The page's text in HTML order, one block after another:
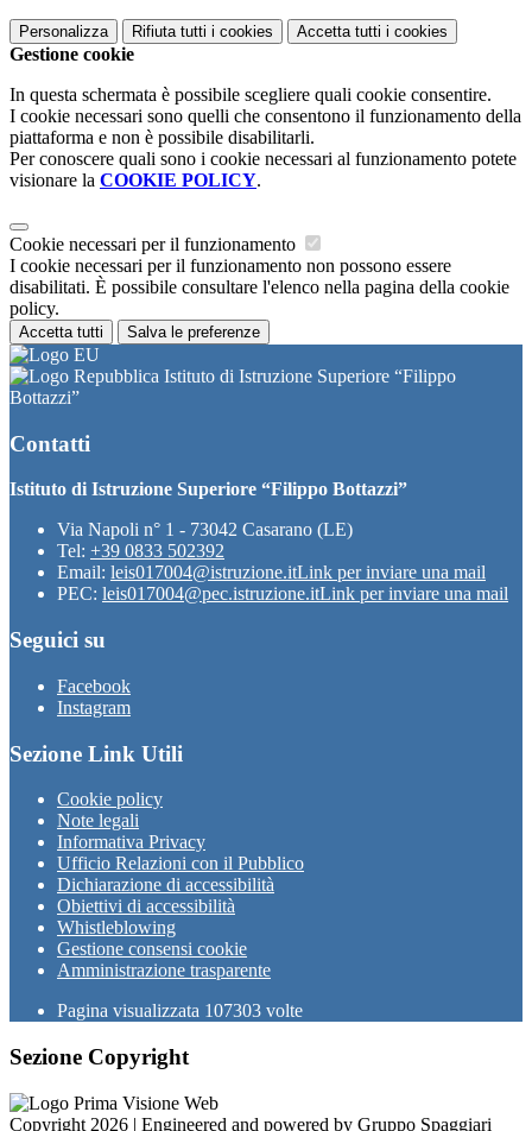
Personalizza Rifiuta tutti i cookies Accetta tutti i cookies
Gestione cookie
In questa schermata è possibile scegliere quali cookie consentire.
I cookie necessari sono quelli che consentono il funzionamento della
piattaforma e non è possibile disabilitarli.
Per conoscere quali sono i cookie necessari al funzionamento potete
visionare la COOKIE POLICY.
Cookie necessari per il funzionamento
I cookie necessari per il funzionamento non possono essere
disabilitati. È possibile consultare l'elenco nella pagina della cookie
policy.
Accetta tutti Salva le preferenze
Istituto di Istruzione Superiore “Filippo
Bottazzi”
Contatti
Istituto di Istruzione Superiore “Filippo Bottazzi”
Via Napoli n° 1 - 73042 Casarano (LE)
Tel: +39 0833 502392
Email: leis017004@istruzione.itLink per inviare una mail
PEC: leis017004@pec.istruzione.itLink per inviare una mail
Seguici su
Facebook
Instagram
Sezione Link Utili
Cookie policy
Note legali
Informativa Privacy
Ufficio Relazioni con il Pubblico
Dichiarazione di accessibilità
Obiettivi di accessibilità
Whistleblowing
Gestione consensi cookie
Amministrazione trasparente
Pagina visualizzata 107303 volte
Sezione Copyright
Copyright 2026 | Engineered and powered by Gruppo Spaggiari